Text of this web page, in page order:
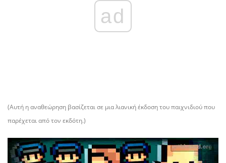
ad
(Αυτή η αναθεώρηση βασίζεται σε μια λιανική έκδοση του παιχνιδιού που
παρέχεται από τον εκδότη.)